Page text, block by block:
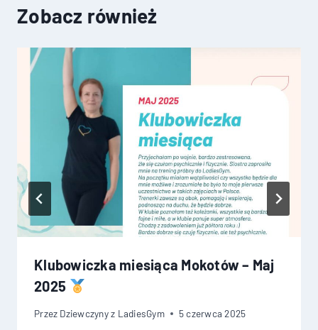
Zobacz również
Klubowiczka miesiąca Mokotów – Maj
2025
Przez Dziewczyny z LadiesGym 5 czerwca 2025